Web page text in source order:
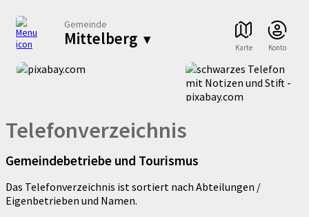
Gemeinde
Mittelberg ▾ Karte Konto
Telefonverzeichnis
Gemeindebetriebe und Tourismus
Das Telefonverzeichnis ist sortiert nach Abteilungen /
Eigenbetrieben und Namen.